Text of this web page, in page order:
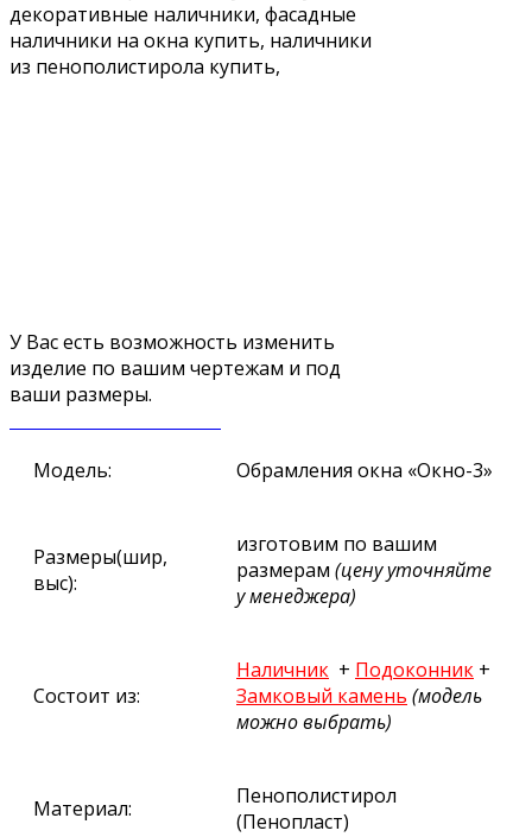
У Вас есть возможность изменить
изделие по вашим чертежам и под
ваши размеры.
Модель: Обрамления окна «Окно-3»
Размеры(шир,
выс):
изготовим по вашим
размерам (цену уточняйте
у менеджера)
Состоит из:
Наличник + Подоконник +
Замковый камень (модель
можно выбрать)
Материал:
Пенополистирол
(Пенопласт)